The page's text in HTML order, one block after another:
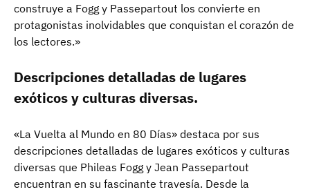
construye a Fogg y Passepartout los convierte en
protagonistas inolvidables que conquistan el corazón de
los lectores.»
Descripciones detalladas de lugares
exóticos y culturas diversas.
«La Vuelta al Mundo en 80 Días» destaca por sus
descripciones detalladas de lugares exóticos y culturas
diversas que Phileas Fogg y Jean Passepartout
encuentran en su fascinante travesía. Desde la